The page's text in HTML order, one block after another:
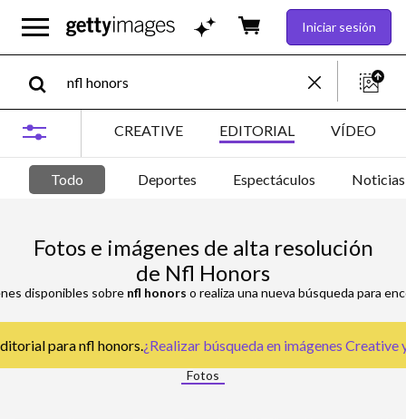
Iniciar sesión
CREATIVE EDITORIAL VÍDEO
Todo Deportes Espectáculos Noticias
Fotos e imágenes de alta resolución
de Nfl Honors
disponibles sobre nfl honors o realiza una nueva búsqueda para
para nfl honors. ¿Realizar búsqueda en imágenes Creative
Fotos